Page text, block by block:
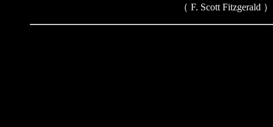
（ F. Scott Fitzgerald ）